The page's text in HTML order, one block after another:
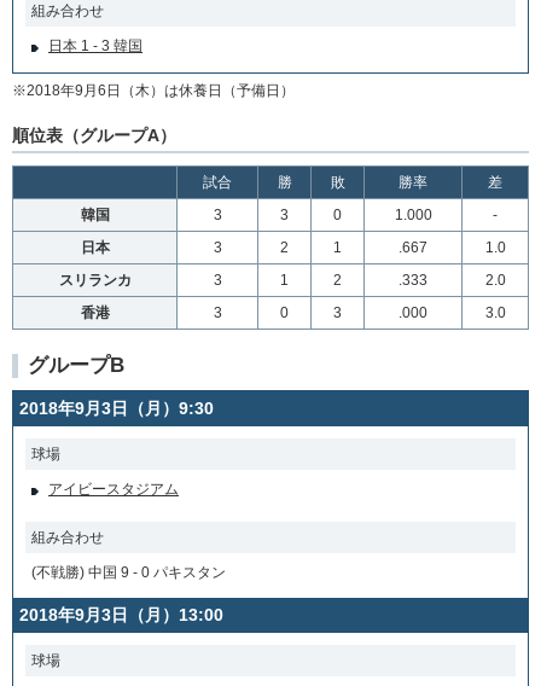
組み合わせ
日本 1 - 3 韓国
※2018年9月6日（木）は休養日（予備日）
順位表（グループA）
試合 勝 敗 勝率
差
韓国
3 3 0 1.000
-
日本
3 2 1 .667
1.0
スリランカ
3 1 2 .333
2.0
香港
3 0 3 .000 3.0
グループB
2018年9月3日（月）9:30
球場
アイビースタジアム
組み合わせ
(不戦勝) 中国 9 - 0 パキスタン
2018年9月3日（月）13:00
球場